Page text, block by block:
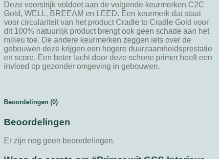
Deze voorstrijk voldoet aan de volgende keurmerken C2C
Gold, WELL, BREEAM en LEED. Een keurmerk dat staat
voor circulariteit van het product Cradle to Cradle Gold voor
dit 100% natuurlijk product brengt ook geen schade aan het
milieu toe. De andere keurmerken zeggen iets over de
gebouwen deze krijgen een hogere duurzaamheidsprestatie
en score. Een beter lucht door deze schone primer heeft een
invloed op gezonder omgeving in gebouwen.
Beoordelingen (0)
Beoordelingen
Er zijn nog geen beoordelingen.